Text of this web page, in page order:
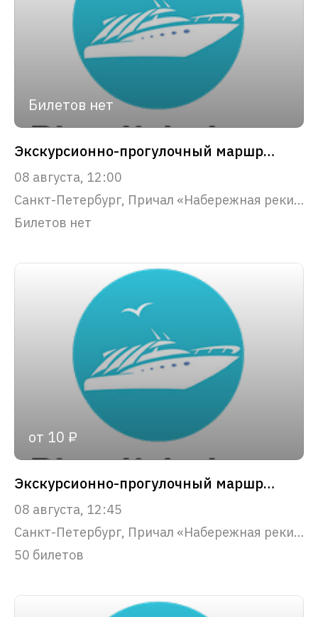
Билетов нет
Экскурсионно-прогулочный маршрут "Северная Венеция"
08 августа, 12:00
Санкт-Петербург, Причал «Набережная реки Фонтанки, 53»
Билетов нет
от 10 ₽
Экскурсионно-прогулочный маршрут "Парадный Петербург"
08 августа, 12:45
Санкт-Петербург, Причал «Набережная реки Фонтанки, 53»
50 билетов